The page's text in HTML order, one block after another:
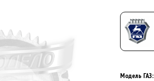
Модель ГАЗ: